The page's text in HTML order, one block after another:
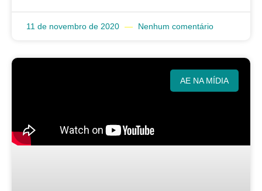
11 de novembro de 2020 Nenhum comentário
AE NA MÍDIA